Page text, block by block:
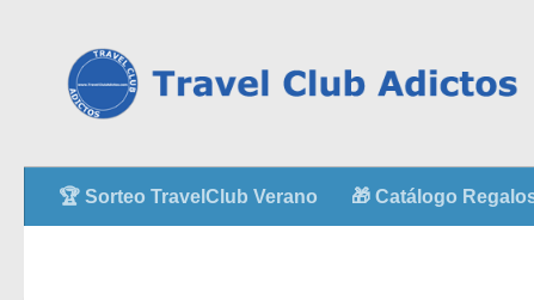
🏆 Sorteo TravelClub Verano 🎁 Catálogo